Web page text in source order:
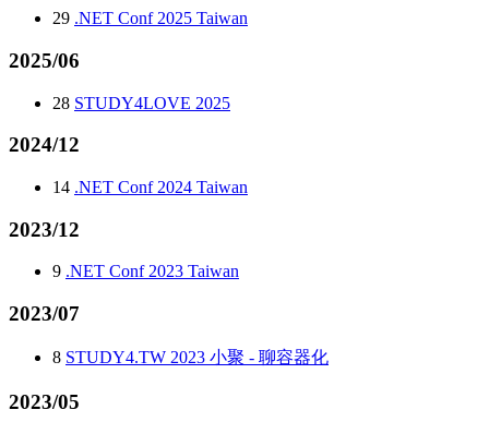
29 .NET Conf 2025 Taiwan
2025/06
28 STUDY4LOVE 2025
2024/12
14 .NET Conf 2024 Taiwan
2023/12
9 .NET Conf 2023 Taiwan
2023/07
8 STUDY4.TW 2023 小聚 - 聊容器化
2023/05